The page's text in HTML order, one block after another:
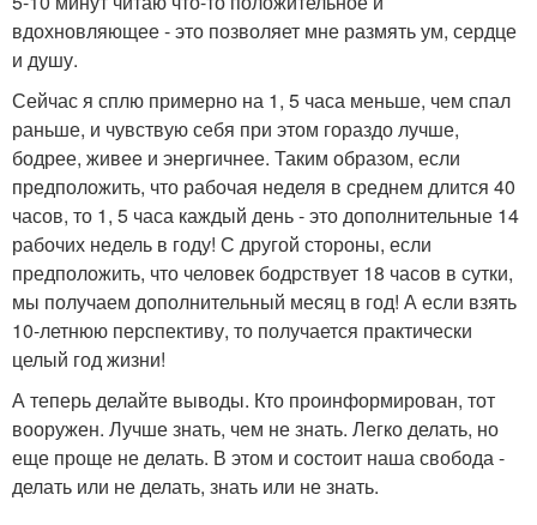
вдохновляющее - это позволяет мне размять ум, сердце
и душу.
Сейчас я сплю примерно на 1, 5 часа меньше, чем спал
раньше, и чувствую себя при этом гораздо лучше,
бодрее, живее и энергичнее. Таким образом, если
предположить, что рабочая неделя в среднем длится 40
часов, то 1, 5 часа каждый день - это дополнительные 14
рабочих недель в году! С другой стороны, если
предположить, что человек бодрствует 18 часов в сутки,
мы получаем дополнительный месяц в год! А если взять
10-летнюю перспективу, то получается практически
целый год жизни!
А теперь делайте выводы. Кто проинформирован, тот
вооружен. Лучше знать, чем не знать. Легко делать, но
еще проще не делать. В этом и состоит наша свобода -
делать или не делать, знать или не знать.